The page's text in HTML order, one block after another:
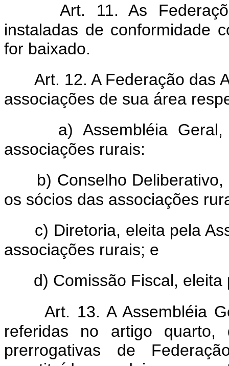
Art. 11. As
instaladas de conformidade
for baixado.
Art. 12. A Federação das
associações de sua área
a) Assembléia
associações rurais:
b) Conselho
os sócios das associações
c) Diretoria, eleita pela
associações rurais; e
d) Comissão Fiscal,
Art. 13. A Assembléia
referidas no artigo quarto,
prerrogativas de